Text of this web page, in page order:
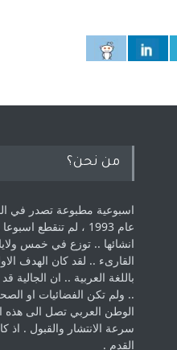
من نحن؟
اسبوعية مطبوعة تصدر في
عام 1993 ، لم ‏تنقطع
انشائها .. توزع في خمس
القارىء ..‏ لقد كان الهدف
باللغة العربية .. ان الجالية
.. ولم تكن الفضائيات او
الوطن ‏العربي تصل الى هذه
سرعة الانتشار والقبول .
القدم . ‏